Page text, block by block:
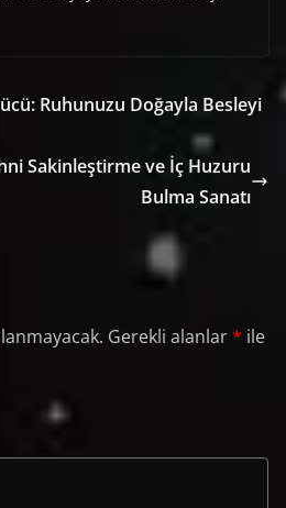
Ruhunuzu Doğayla Besleyi
Sakinleştirme ve İç Huzuru
Bulma Sanatı
Gerekli alanlar* ile